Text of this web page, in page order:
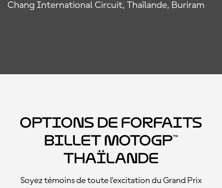
Chang International Circuit, Thaïlande, Buriram
Options de forfaits
billet MotoGP™
Thaïlande
Soyez témoins de toute l'excitation du Grand Prix